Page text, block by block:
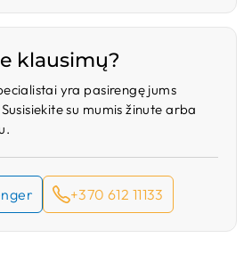
klausimų?
yra pasirengę jums
su mumis žinute arba
+370 612 11133